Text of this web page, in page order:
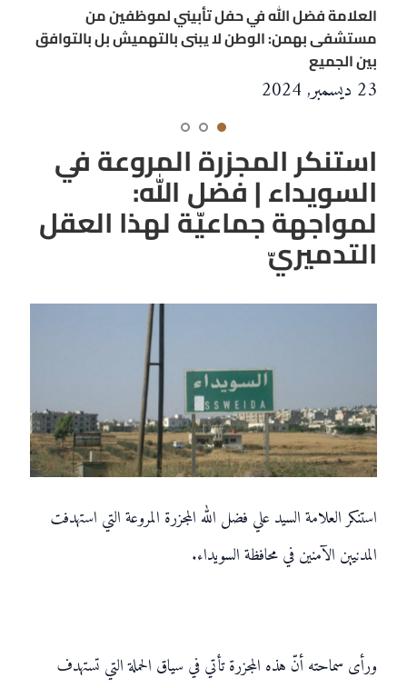
العلامة فضل الله في حفل تأبيني لموظفين من
مستشفى بهمن: الوطن لا يبنى بالتهميش بل بالتوافق
بين الجميع
23 ديسمبر, 2024
استنكر المجزرة المروعة في
السويداء | فضل الله:
لمواجهة جماعيّة لهذا العقل
التدميريّ
استنكر العلامة السيد علي فضل الله المجزرة المروعة التي استهدفت
المدنيين الآمنين في محافظة السويداء.
ورأى سماحته أنّ هذه المجزرة تأتي في سياق الحملة التي تستهدف